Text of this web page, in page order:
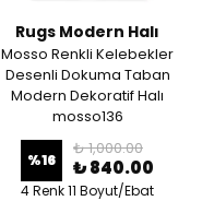
Rugs Modern Halı
Mosso Renkli Kelebekler
Desenli Dokuma Taban
Modern Dekoratif Halı
mosso136
%16
₺ 1,000.00
₺ 840.00
4 Renk 11 Boyut/Ebat